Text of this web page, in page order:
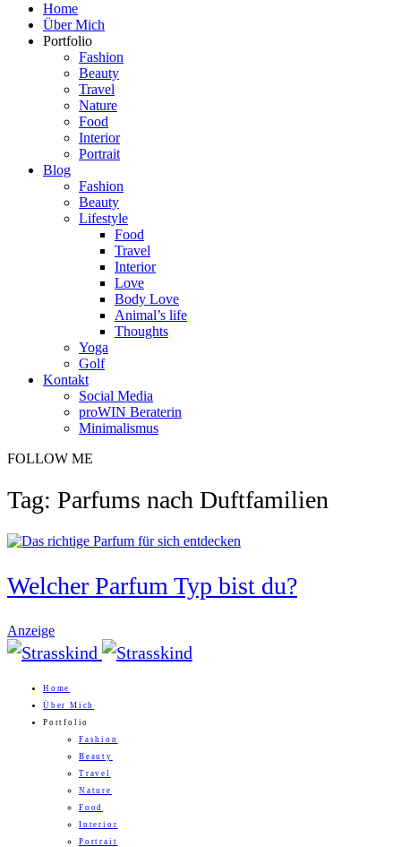
Home
Über Mich
Portfolio
Fashion
Beauty
Travel
Nature
Food
Interior
Portrait
Blog
Fashion
Beauty
Lifestyle
Food
Travel
Interior
Love
Body Love
Animal’s life
Thoughts
Yoga
Golf
Kontakt
Social Media
proWIN Beraterin
Minimalismus
FOLLOW ME
Tag: Parfums nach Duftfamilien
Welcher Parfum Typ bist du?
Anzeige
Home
Über Mich
Portfolio
Fashion
Beauty
Travel
Nature
Food
Interior
Portrait